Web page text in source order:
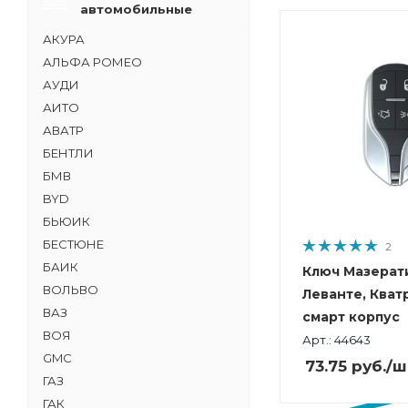
2
Ключ
Леванте,
смарт корпус
Арт.: 44643
73.75 руб./
автомобильные
АКУРА
АЛЬФА РОМЕО
АУДИ
АИТО
АВАТР
БЕНТЛИ
БМВ
BYD
БЬЮИК
БЕСТЮНЕ
БАИК
ВОЛЬВО
ВАЗ
ВОЯ
GMC
ГАЗ
ГАК